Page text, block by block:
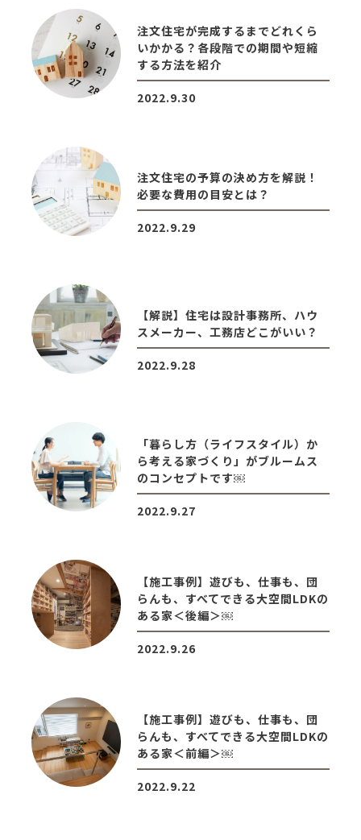
注文住宅が完成するまでどれくら
いかかる？各段階での期間や短縮
する方法を紹介
2022.9.30
注文住宅の予算の決め方を解説！
必要な費用の目安とは？
2022.9.29
【解説】住宅は設計事務所、ハウ
スメーカー、工務店どこがいい？
2022.9.28
「暮らし方（ライフスタイル）か
ら考える家づくり」がブルームス
のコンセプトです￼
2022.9.27
【施工事例】遊びも、仕事も、団
らんも、すべてできる大空間LDKの
ある家＜後編＞￼
2022.9.26
【施工事例】遊びも、仕事も、団
らんも、すべてできる大空間LDKの
ある家＜前編＞￼
2022.9.22